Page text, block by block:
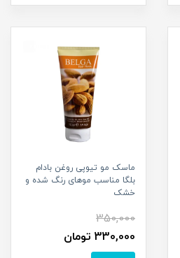
ماسک مو تیوپی روغن بادام
بلگا مناسب موهای رنگ شده و
خشک
350,000
330,000 تومان